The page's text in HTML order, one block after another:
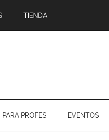
TIENDA
PARA PROFES EVENTOS